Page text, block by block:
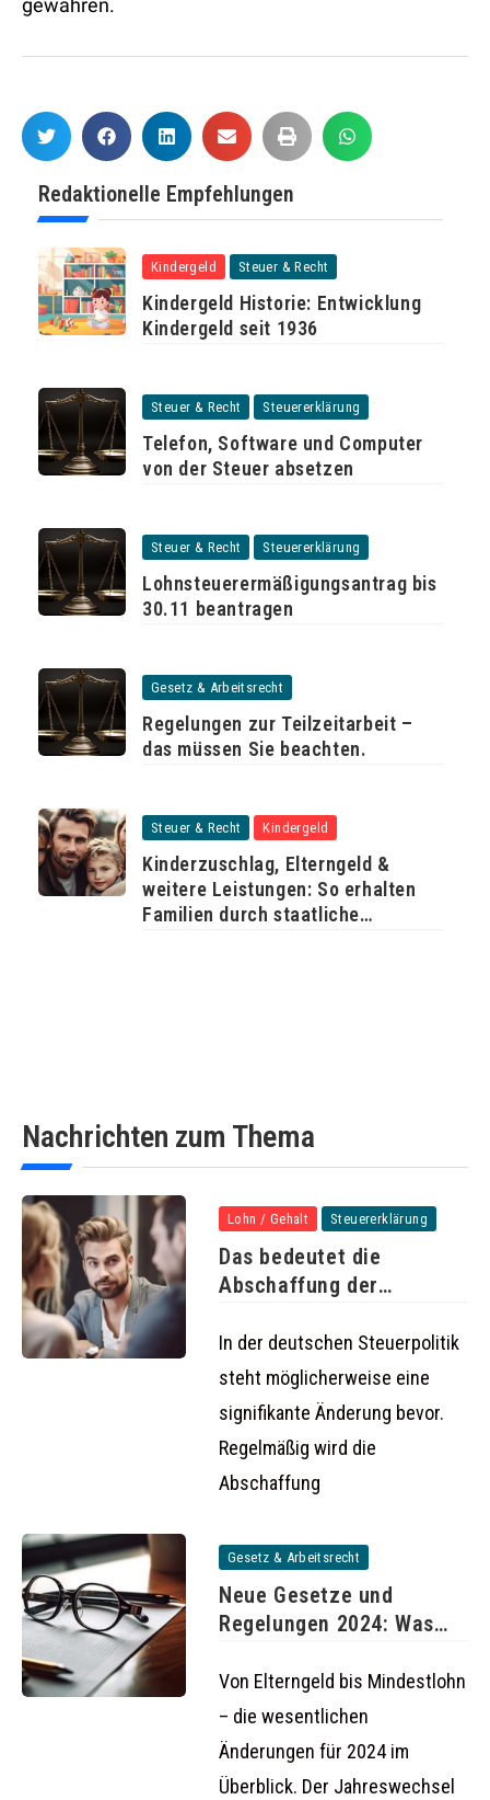
gewähren.
Redaktionelle Empfehlungen
Kindergeld Steuer & Recht
Kindergeld Historie: Entwicklung
Kindergeld seit 1936
Steuer & Recht Steuererklärung
Telefon, Software und Computer
von der Steuer absetzen
Steuer & Recht Steuererklärung
Lohnsteuerermäßigungsantrag bis
30.11 beantragen
Gesetz & Arbeitsrecht
Regelungen zur Teilzeitarbeit –
das müssen Sie beachten.
Steuer & Recht Kindergeld
Kinderzuschlag, Elterngeld &
weitere Leistungen: So erhalten
Familien durch staatliche
Nachrichten zum Thema
Lohn / Gehalt Steuererklärung
Das bedeutet die
Abschaffung der
In der deutschen Steuerpolitik
steht möglicherweise eine
signifikante Änderung bevor.
Regelmäßig wird die
Abschaffung
Gesetz & Arbeitsrecht
Neue Gesetze und
Regelungen 2024: Was
Von Elterngeld bis Mindestlohn
– die wesentlichen
Änderungen für 2024 im
Überblick. Der Jahreswechsel